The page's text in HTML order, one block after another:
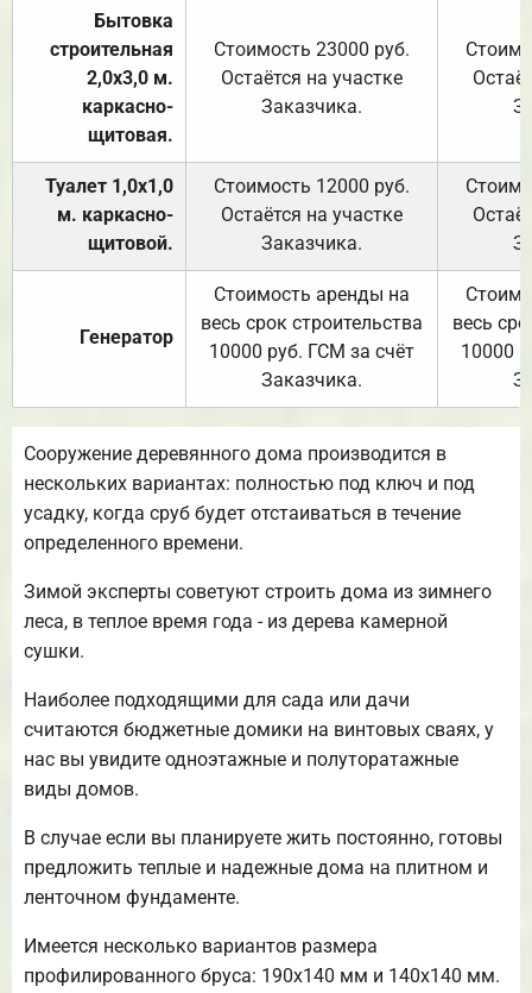
Бытовка
строительная
2,0х3,0 м.
каркасно-
щитовая.
Стоимость 23000 руб.
Остаётся на участке
Заказчика.
Туалет 1,0х1,0
м. каркасно-
щитовой.
Стоимость 12000 руб.
Остаётся на участке
Заказчика.
Генератор
Стоимость аренды на
весь срок строительства
10000 руб. ГСМ за счёт
Заказчика.
весь
10000
Сооружение деревянного дома производится в
нескольких вариантах: полностью под ключ и под
усадку, когда сруб будет отстаиваться в течение
определенного времени.
Зимой эксперты советуют строить дома из зимнего
леса, в теплое время года - из дерева камерной
сушки.
Наиболее подходящими для сада или дачи
считаются бюджетные домики на винтовых сваях, у
нас вы увидите одноэтажные и полуторатажные
виды домов.
В случае если вы планируете жить постоянно, готовы
предложить теплые и надежные дома на плитном и
ленточном фундаменте.
Имеется несколько вариантов размера
профилированного бруса: 190х140 мм и 140х140 мм.